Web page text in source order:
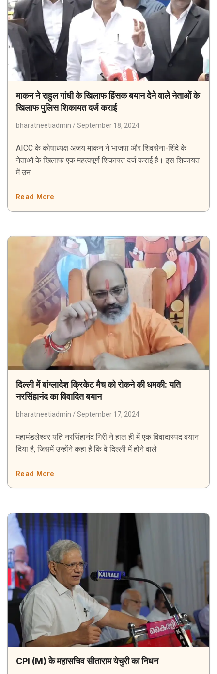
माकन ने राहुल गांधी के खिलाफ हिंसक बयान देने वाले नेताओं के
खिलाफ पुलिस शिकायत दर्ज कराई
bharatneetiadmin September 18, 2024
AICC के कोषाध्यक्ष अजय माकन ने भाजपा और शिवसेना-शिंदे के
नेताओं के खिलाफ एक महत्वपूर्ण शिकायत दर्ज कराई है। इस शिकायत
में उन
Read More
दिल्ली में बांग्लादेश क्रिकेट मैच को रोकने की धमकी: यति
नरसिंहानंद का विवादित बयान
bharatneetiadmin September 17, 2024
महामंडलेश्वर यति नरसिंहानंद गिरी ने हाल ही में एक विवादास्पद बयान
दिया है, जिसमें उन्होंने कहा है कि वे दिल्ली में होने वाले
Read More
CPI (M) के महासचिव सीताराम येचुरी का निधन